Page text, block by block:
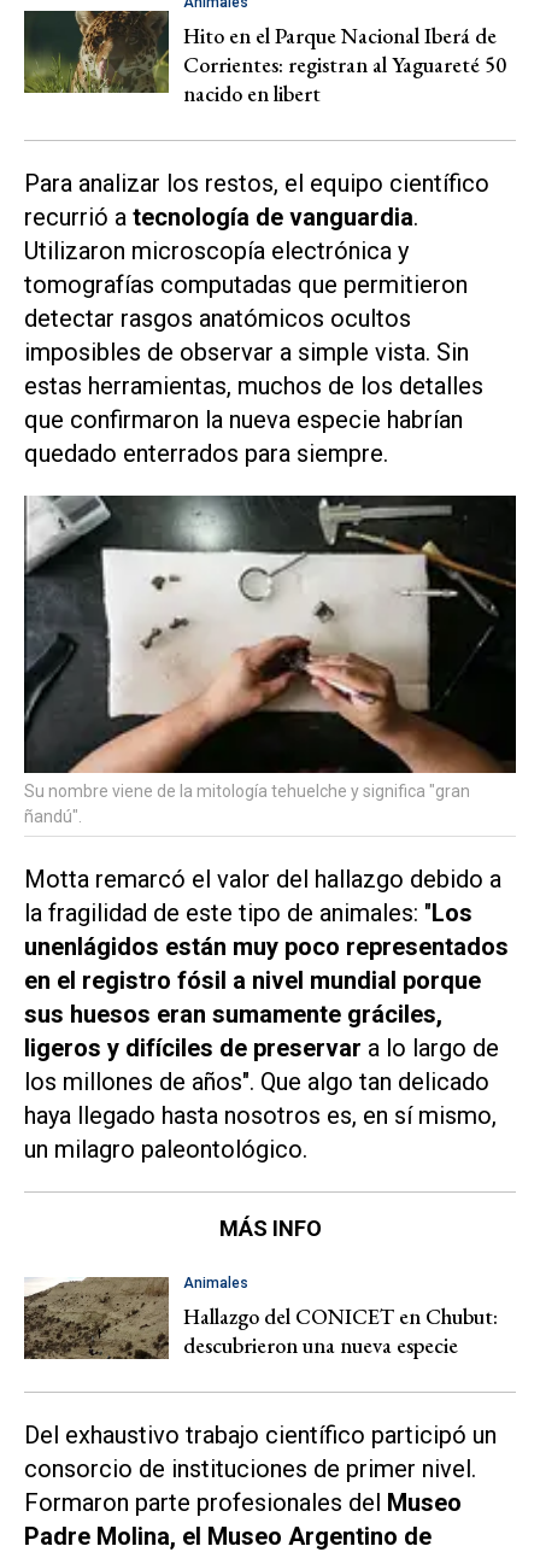
Hito en el Parque Nacional Iberá de
Corrientes: registran al Yaguareté 50
nacido en libert
Para analizar los restos, el equipo científico
recurrió a tecnología de vanguardia.
Utilizaron microscopía electrónica y
tomografías computadas que permitieron
detectar rasgos anatómicos ocultos
imposibles de observar a simple vista. Sin
estas herramientas, muchos de los detalles
que confirmaron la nueva especie habrían
quedado enterrados para siempre.
Su nombre viene de la mitología tehuelche y significa "gran
ñandú".
Motta remarcó el valor del hallazgo debido a
la fragilidad de este tipo de animales: "Los
unenlágidos están muy poco representados
en el registro fósil a nivel mundial porque
sus huesos eran sumamente gráciles,
ligeros y difíciles de preservar a lo largo de
los millones de años". Que algo tan delicado
haya llegado hasta nosotros es, en sí mismo,
un milagro paleontológico.
MÁS INFO
Animales
Hallazgo del CONICET en Chubut:
descubrieron una nueva especie
Del exhaustivo trabajo científico participó un
consorcio de instituciones de primer nivel.
Formaron parte profesionales del Museo
Padre Molina, el Museo Argentino de